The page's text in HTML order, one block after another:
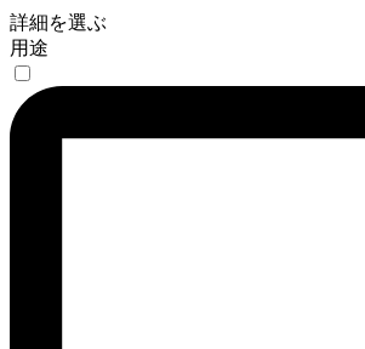
詳細を選ぶ
用途